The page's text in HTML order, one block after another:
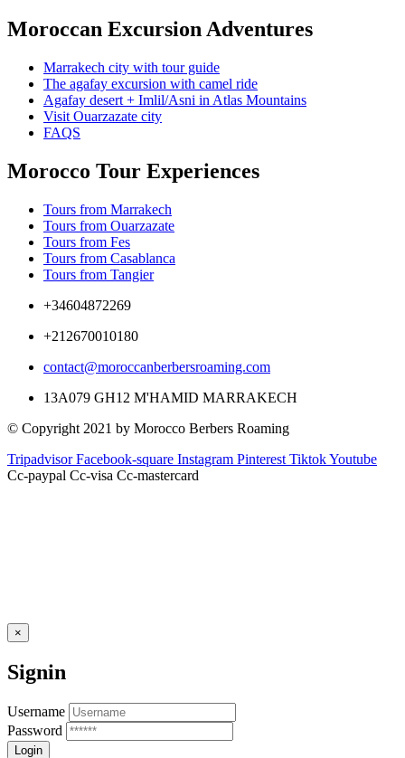
Moroccan Excursion Adventures
Marrakech city with tour guide
The agafay excursion with camel ride
Agafay desert + Imlil/Asni in Atlas Mountains
Visit Ouarzazate city
FAQS
Morocco Tour Experiences
Tours from Marrakech
Tours from Ouarzazate
Tours from Fes
Tours from Casablanca
Tours from Tangier
+34604872269
+212670010180
contact@moroccanberbersroaming.com
13A079 GH12 M'HAMID MARRAKECH
© Copyright 2021 by Morocco Berbers Roaming
Tripadvisor Facebook-square Instagram Pinterest TiktokYoutube
Cc-paypal Cc-visa Cc-mastercard
×
Signin
Username
Password